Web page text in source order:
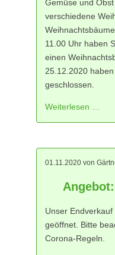
Gemüse und
verschiedene
11.00 Uhr haben
einen
25.12.2020
geschlossen.
Weiterlesen …
01.11.2020 von
Unser
geöffnet. Bitte
Corona-Regeln.